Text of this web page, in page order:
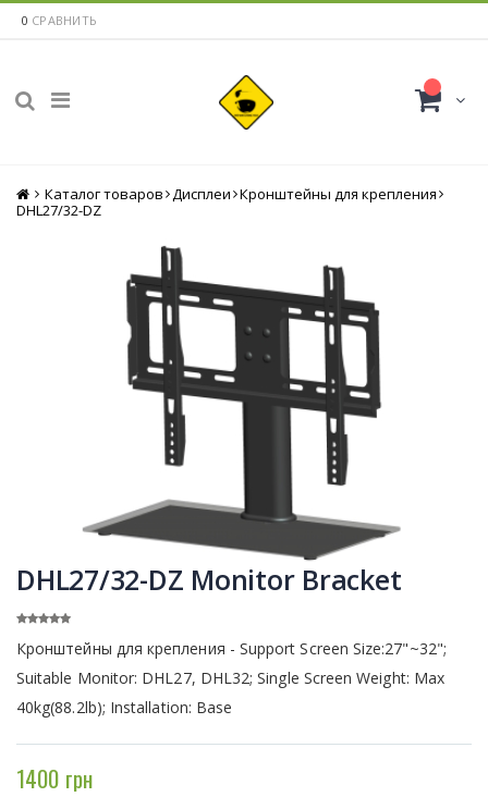
0 СРАВНИТЬ
Главная
Каталог товаров Дисплеи Кронштейны для крепления
DHL27/32-DZ
DHL27/32-DZ Monitor Bracket
Кронштейны для крепления - Support Screen Size:27"~32";
Suitable Monitor: DHL27, DHL32; Single Screen Weight: Max
40kg(88.2lb); Installation: Base
1400 грн